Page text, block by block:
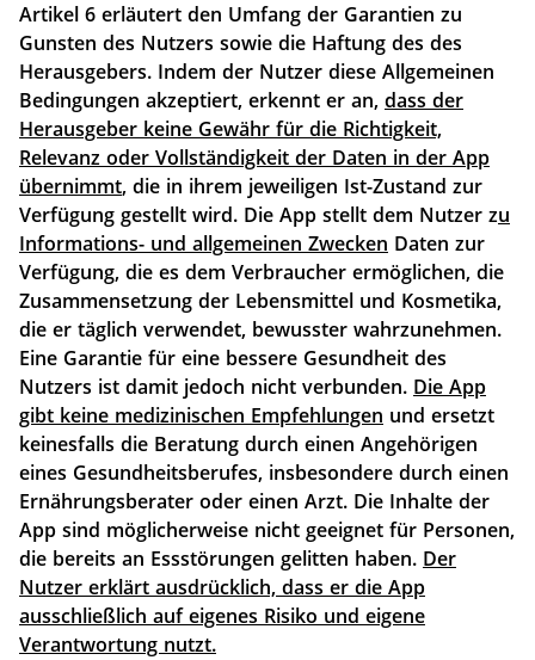
Artikel 6 erläutert den Umfang der Garantien zu
Gunsten des Nutzers sowie die Haftung des des
Herausgebers. Indem der Nutzer diese Allgemeinen
Bedingungen akzeptiert, erkennt er an, dass der
Herausgeber keine Gewähr für die Richtigkeit,
Relevanz oder Vollständigkeit der Daten in der App
übernimmt, die in ihrem jeweiligen Ist-Zustand zur
Verfügung gestellt wird. Die App stellt dem Nutzer zu
Informations- und allgemeinen Zwecken Daten zur
Verfügung, die es dem Verbraucher ermöglichen, die
Zusammensetzung der Lebensmittel und Kosmetika,
die er täglich verwendet, bewusster wahrzunehmen.
Eine Garantie für eine bessere Gesundheit des
Nutzers ist damit jedoch nicht verbunden. Die App
gibt keine medizinischen Empfehlungen und ersetzt
keinesfalls die Beratung durch einen Angehörigen
eines Gesundheitsberufes, insbesondere durch einen
Ernährungsberater oder einen Arzt. Die Inhalte der
App sind möglicherweise nicht geeignet für Personen,
die bereits an Essstörungen gelitten haben. Der
Nutzer erklärt ausdrücklich, dass er die App
ausschließlich auf eigenes Risiko und eigene
Verantwortung nutzt.